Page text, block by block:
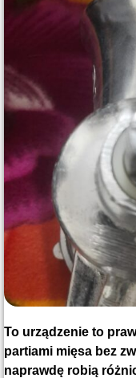
To urządzenie to
partiami mięsa bez
naprawdę robią